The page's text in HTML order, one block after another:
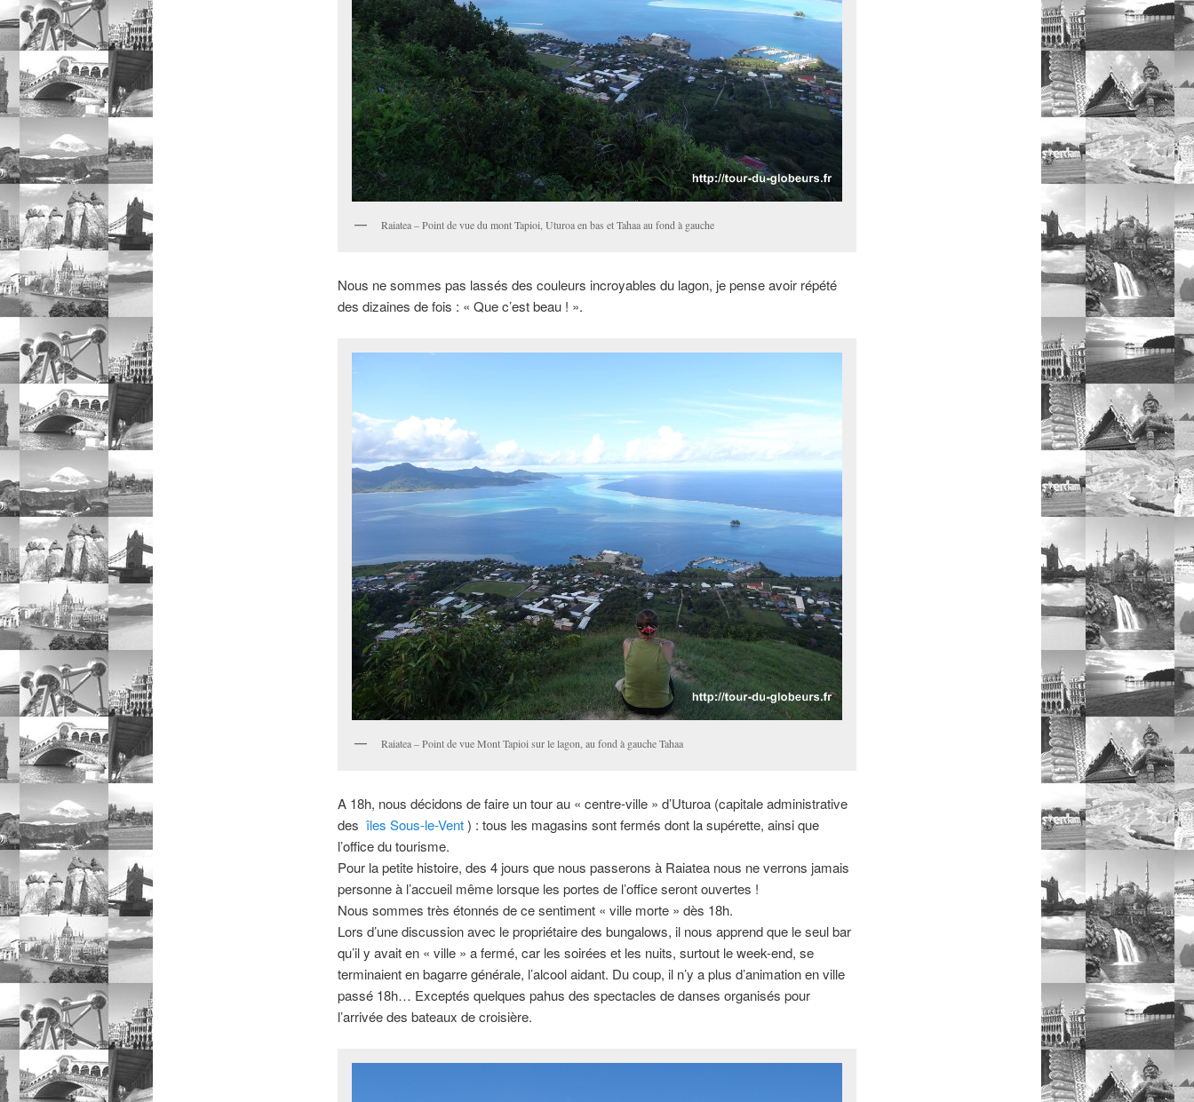
Raiatea – Point de vue du mont Tapioi, Uturoa en bas et Tahaa au fond à gauche
Nous ne sommes pas lassés des couleurs incroyables du lagon, je pense avoir répété
des dizaines de fois : « Que c’est beau ! ».
Raiatea – Point de vue Mont Tapioi sur le lagon, au fond à gauche Tahaa
A 18h, nous décidons de faire un tour au « centre-ville » d’Uturoa (capitale administrative
des îles Sous-le-Vent) : tous les magasins sont fermés dont la supérette, ainsi que
l’office du tourisme.
Pour la petite histoire, des 4 jours que nous passerons à Raiatea nous ne verrons jamais
personne à l’accueil même lorsque les portes de l’office seront ouvertes !
Nous sommes très étonnés de ce sentiment « ville morte » dès 18h.
Lors d’une discussion avec le propriétaire des bungalows, il nous apprend que le seul bar
qu’il y avait en « ville » a fermé, car les soirées et les nuits, surtout le week-end, se
terminaient en bagarre générale, l’alcool aidant. Du coup, il n’y a plus d’animation en ville
passé 18h… Exceptés quelques pahus des spectacles de danses organisés pour
l’arrivée des bateaux de croisière.